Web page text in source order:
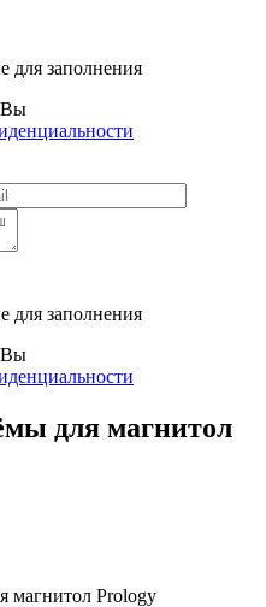
для заполнения
Вы
для заполнения
Вы
для магнитол
магнитол Prology